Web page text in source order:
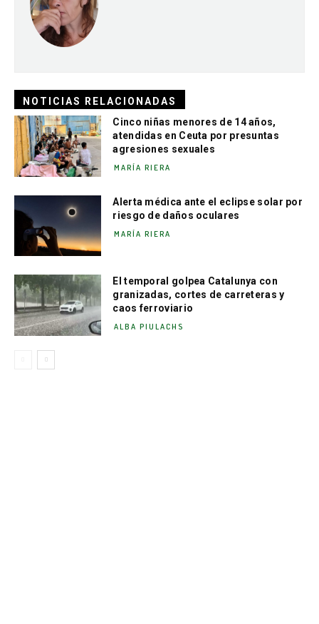
NOTICIAS RELACIONADAS
Cinco niñas menores de 14 años,
atendidas en Ceuta por presuntas
agresiones sexuales
MARÍA RIERA
Alerta médica ante el eclipse solar por
riesgo de daños oculares
MARÍA RIERA
El temporal golpea Catalunya con
granizadas, cortes de carreteras y
caos ferroviario
ALBA PIULACHS